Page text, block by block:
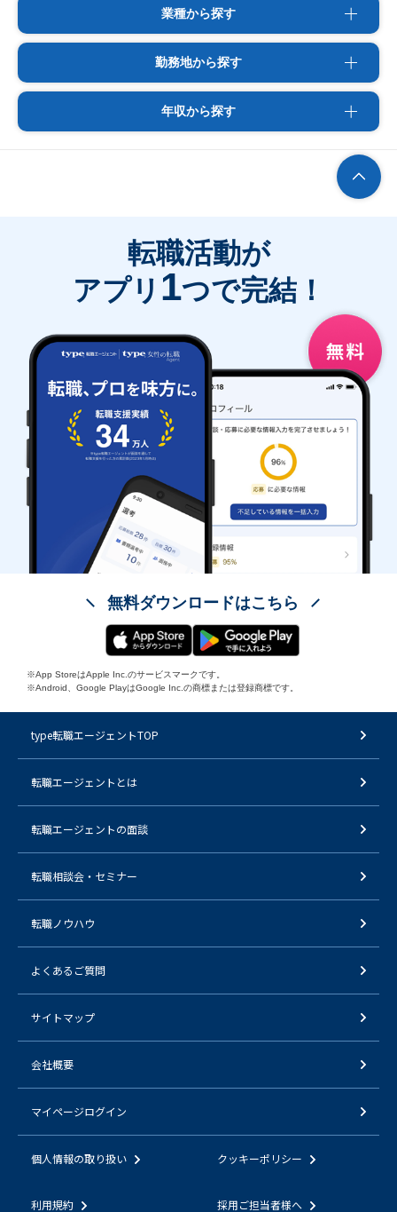
業種から探す
勤務地から探す
年収から探す
転職活動が
アプリ 1つで完結！
無料ダウンロードはこちら
※App StoreはApple Inc.のサービスマークです。
※Android、Google PlayはGoogle Inc.の商標または登録商標です。
type転職エージェントTOP
転職エージェントとは
転職エージェントの面談
転職相談会・セミナー
転職ノウハウ
よくあるご質問
サイトマップ
会社概要
マイページログイン
個人情報の取り扱い クッキーポリシー
利用規約 採用ご担当者様へ